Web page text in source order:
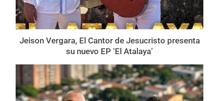
Jeison Vergara, El Cantor de Jesucristo presenta
su nuevo EP ‘El Atalaya’